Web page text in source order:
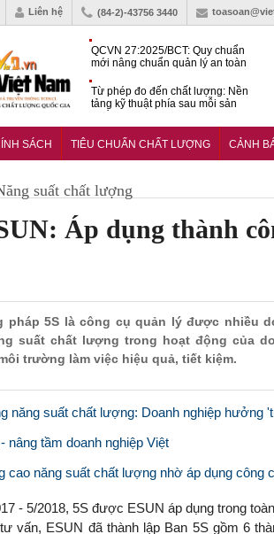
Liên hệ (84-2)-43756 3440
QCVN 27:2025/BCT: Quy chuẩn
mới nâng chuẩn quản lý an toàn
Từ phép đo đến chất lượng: Nền
tảng kỹ thuật phía sau mỗi sản
của quy hoạch đô thị tri thức tại
SÁCH TIÊU CHUẨN CHẤT LƯỢNG CẢNH
suất chất lượng
Áp dụng thành
pháp 5S là công cụ quản lý được nhiều
suất chất lượng trong hoạt động của
trường làm việc hiệu quả, tiết kiệm.
năng suất chất lượng: Doanh nghiệp hưởng
nâng tầm doanh nghiệp Việt
cao năng suất chất lượng nhờ áp dụng công
- 5/2018, 5S được ESUN áp dụng trong
vấn, ESUN đã thành lập Ban 5S gồm 6